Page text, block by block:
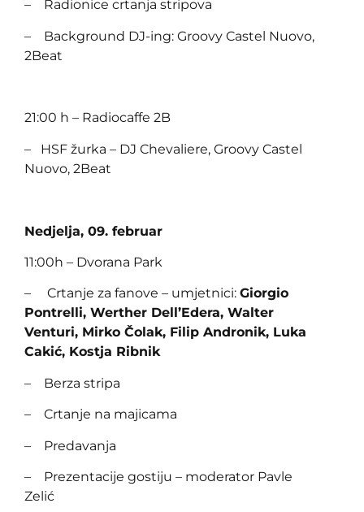
– Radionice crtanja stripova
– Background DJ-ing: Groovy Castel Nuovo,
2Beat
21:00 h – Radiocaffe 2B
– HSF žurka – DJ Chevaliere, Groovy Castel
Nuovo, 2Beat
Nedjelja, 09. februar
11:00h – Dvorana Park
– Crtanje za fanove – umjetnici: Giorgio
Pontrelli, Werther Dell’Edera, Walter
Venturi, Mirko Čolak, Filip Andronik, Luka
Cakić, Kostja Ribnik
– Berza stripa
– Crtanje na majicama
– Predavanja
– Prezentacije gostiju – moderator Pavle
Zelić